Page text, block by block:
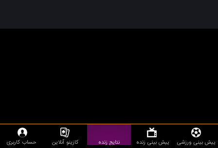
پیش بینی ورزشی پیش بینی زنده نتایج زنده کازینو آنلاین حساب کاربری